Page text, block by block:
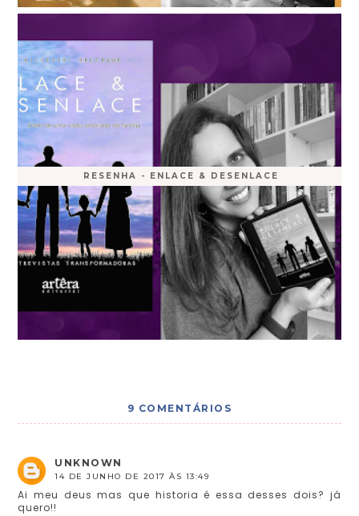
RESENHA - ENLACE & DESENLACE
9 COMENTÁRIOS
UNKNOWN
14 DE JUNHO DE 2017 ÀS 13:49
Ai meu deus mas que historia é essa desses dois? já
quero!!